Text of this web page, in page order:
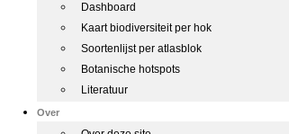
Dashboard
Kaart biodiversiteit per hok
Soortenlijst per atlasblok
Botanische hotspots
Literatuur
Over